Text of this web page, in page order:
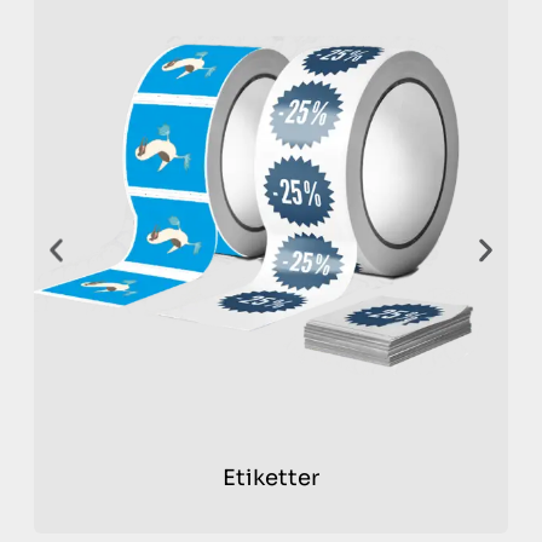
Styrk arbejdspladsen med
reklamekopper
Med krus kan du styrke dine relationer med dine
medarbejdere eller samarbejdspartnere.
Personliggjorte krus med dit firmalogo eller en
opmuntrende besked kan skabe teamånd og styrke
sammenhørigheden på arbejdspladsen. Vores
specialdesignede krus kan være en kraftfuld og alsidig
del af din markedsføringsstrategi. Tag din virksomhed til
det næste niveau med krus fra Pro-Print.dk. Se også
vores udvalg af andre reklameartikler sompenne med
Personliggjorte krus kan også bruges som en gave til
Etiketter